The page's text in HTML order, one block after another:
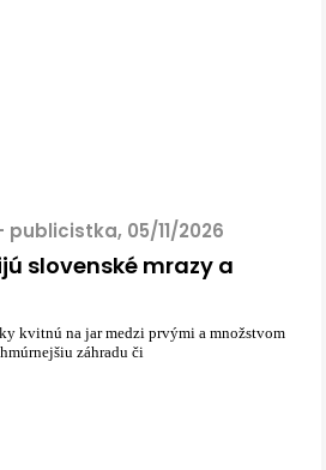
05/11/2026
slovenské mrazy a
kvitnú na jar medzi prvými a množstvom
záhradu či